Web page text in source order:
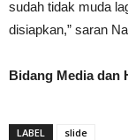
sudah tidak muda
disiapkan,” saran
Bidang Media dan
LABEL slide